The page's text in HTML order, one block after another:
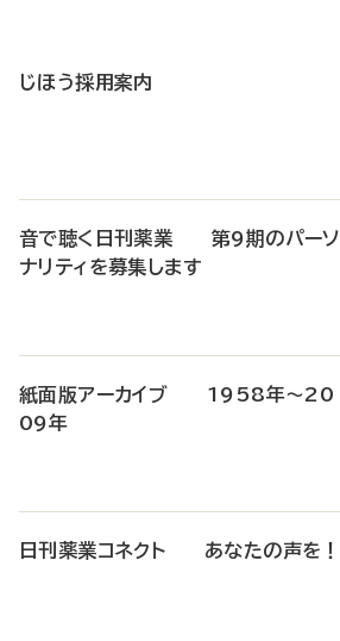
じほう採用案内
音で聴く日刊薬業 第9期のパーソ
ナリティを募集します
紙面版アーカイブ 1958年～20
09年
日刊薬業コネクト あなたの声を！